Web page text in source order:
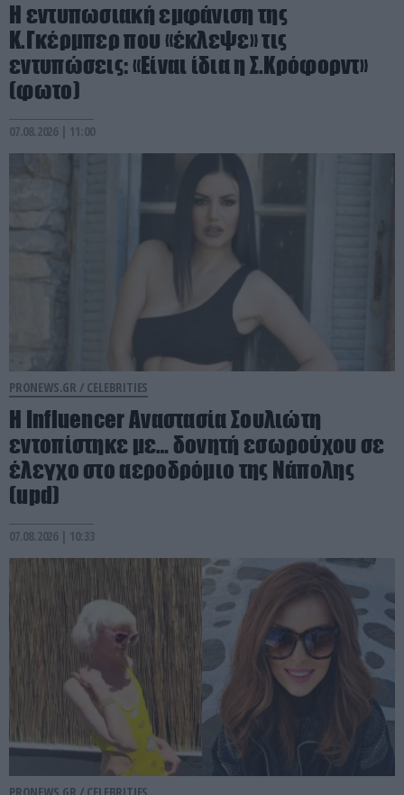
Η εντυπωσιακή εμφάνιση της
Κ.Γκέρμπερ που «έκλεψε» τις
εντυπώσεις: «Είναι ίδια η Σ.Κρόφορντ»
(φωτο)
07.08.2026 | 11:00
PRONEWS.GR / CELEBRITIES
Η Ιnfluencer Αναστασία Σουλιώτη
εντοπίστηκε με… δονητή εσωρούχου σε
έλεγχο στο αεροδρόμιο της Νάπολης
(upd)
07.08.2026 | 10:33